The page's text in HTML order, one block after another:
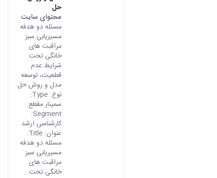
حل
محتوای سایت
مسئله دو هدفه
مسیریابی سبز
مراقبت های
خانگی تحت
شرایط عدم
قطعیت، توسعه
مدل و روش حل
نوع: Type:
سمینار مقطع:
Segment:
کارشناسی ارشد
عنوان: Title:
مسئله دو هدفه
مسیریابی سبز
مراقبت های
خانگی تحت...